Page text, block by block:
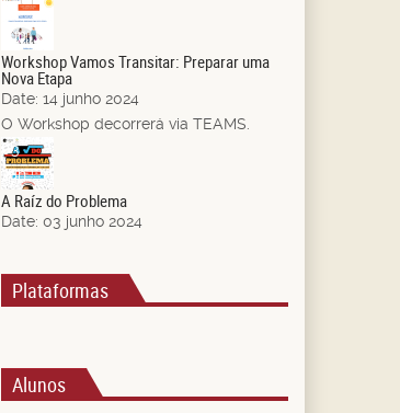
Jun.
Workshop Vamos Transitar: Preparar uma
Nova Etapa
Date: 14 junho 2024
O Workshop decorrerá via TEAMS.
03
Jun.
A Raíz do Problema
Date: 03 junho 2024
Plataformas
Alunos